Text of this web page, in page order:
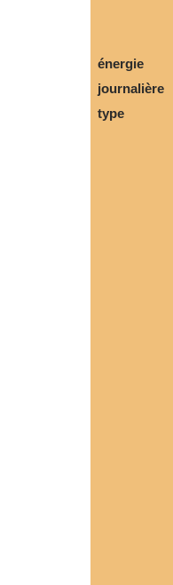
énergie
journalière
type